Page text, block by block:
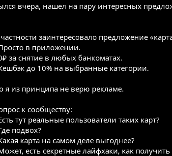
вчера, нашел на пару интересных
заинтересовало предложение
в приложении.
за снятие в любых банкоматах.
до 10% на выбранные категории.
я из принципа не верю рекламе.
к сообществу:
тут реальные пользователи таких карт?
подвох?
карта на самом деле выгоднее?
есть секретные лайфхаки, как